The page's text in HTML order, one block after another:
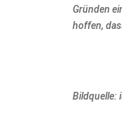
Gründen
hoffen,
Bildquelle: